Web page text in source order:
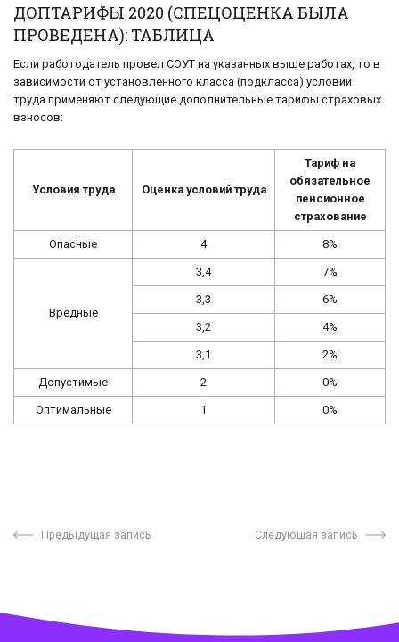
ДОПТАРИФЫ 2020 (СПЕЦОЦЕНКА БЫЛА
ПРОВЕДЕНА): ТАБЛИЦА
Если работодатель провел СОУТ на указанных выше работах, то в
зависимости от установленного класса (подкласса) условий
труда применяют следующие дополнительные тарифы страховых
взносов:
Условия труда Оценка условий труда
Тариф на
обязательное
пенсионное
страхование
Опасные 4 8%
Вредные
3,4 7%
3,3 6%
3,2 4%
3,1 2%
Допустимые 2 0%
Оптимальные 1 0%
Предыдущая запись Следующая запись